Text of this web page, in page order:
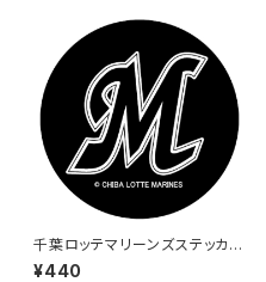
千葉ロッテマリーンズステッカー
6
¥440